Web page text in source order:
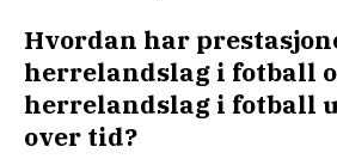
Hvordan har
herrelandslag i fotball
herrelandslag i fotball
over tid?